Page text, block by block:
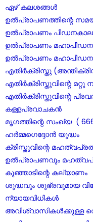
ഏഴ് കലശങ്ങൾ
ഉൽപ്രാപണത്തിന്റെ
ഉൽപ്രാപണം
ഉൽപ്രാപണം
ഉൽപ്രാപണം
എതിർക്രിസ്തു
എതിർക്രിസ്തുവിന്റെ മറ്റു
എതിർക്രിസ്തുവിന്റെ
കള്ളപ്രവാചകൻ
മൃഗത്തിന്റെ സംഖ്യ (
ഹർമ്മഗെദ്ദോൻ യുദ്ധം
ക്രിസ്തുവിന്റെ
ഉൽപ്രാപണവും
കുഞ്ഞാടിന്റെ കല്യാണം
ശുദ്ധവും ശുഭ്രവുമായ
ന്യായവിധികൾ
അവിശ്വാസികൾക്കുള്ള